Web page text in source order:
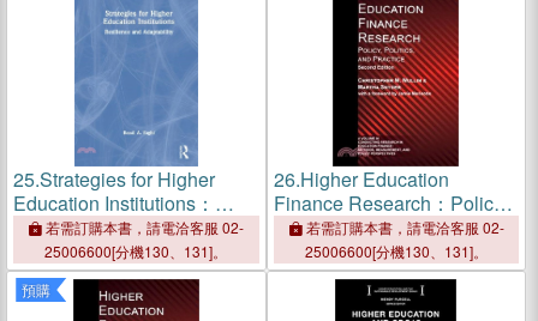
25.Strategies for Higher
Education Institutions：
Resilience and Adaptability
若需訂購本書，請電洽客服 02-
25006600[分機130、131]。
26.Higher Education
Finance Research：Policy,
Politics, and Practice
若需訂購本書，請電洽客服 02-
25006600[分機130、131]。
預購